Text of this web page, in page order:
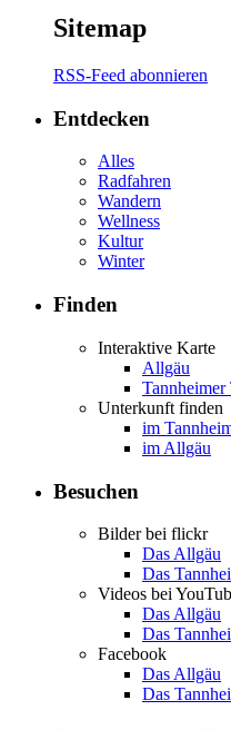
Sitemap
RSS-Feed abonnieren
Entdecken
Alles
Radfahren
Wandern
Wellness
Kultur
Winter
Finden
Interaktive Karte
Allgäu
Tannheimer
Unterkunft finden
im
im Allgäu
Besuchen
Bilder bei flickr
Das Allgäu
Das
Videos bei
Das Allgäu
Das
Facebook
Das Allgäu
Das